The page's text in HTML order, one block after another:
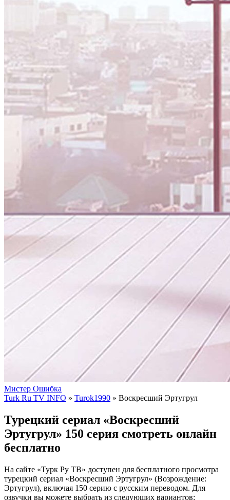
Мистер Ошибка
Turk Ru TV INFO » Turok1990 » Воскресший Эртугрул
Турецкий сериал «Воскресший
Эртугрул» 150 серия смотреть онлайн
бесплатно
На сайте «Турк Ру ТВ» доступен для бесплатного просмотра
турецкий сериал «Воскресший Эртугрул» (Возрождение:
Эртугрул), включая 150 серию с русским переводом. Для
озвучки вы можете выбрать из следующих вариантов: